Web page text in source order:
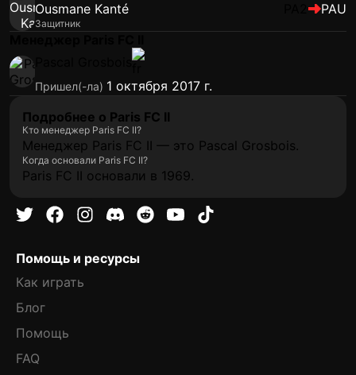
Ousmane Kanté
Защитник
PAU
Пришел(-ла) 1 октября 2017 г.
Подробнее о Paris FC II
Кто менеджер Paris FC II?
Менеджер Paris FC II — это Pascal Grosbois.
Когда основали Paris FC II?
Paris FC II основали в 1969.
Помощь и ресурсы
Как играть
Блог
Помощь
FAQ